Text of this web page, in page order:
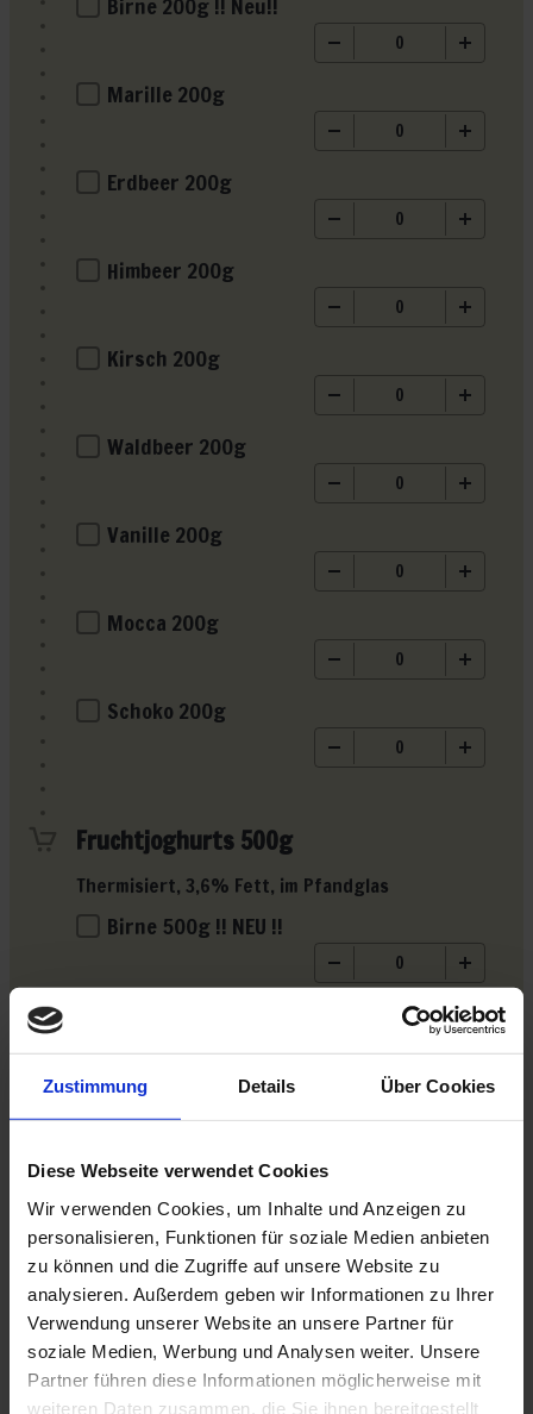
Zustimmung Details Über Cookies
Diese Webseite verwendet Cookies
Wir verwenden Cookies, um Inhalte und Anzeigen zu
personalisieren, Funktionen für soziale Medien anbieten
zu können und die Zugriffe auf unsere Website zu
analysieren. Außerdem geben wir Informationen zu Ihrer
Verwendung unserer Website an unsere Partner für
soziale Medien, Werbung und Analysen weiter. Unsere
Partner führen diese Informationen möglicherweise mit
weiteren Daten zusammen, die Sie ihnen bereitgestellt